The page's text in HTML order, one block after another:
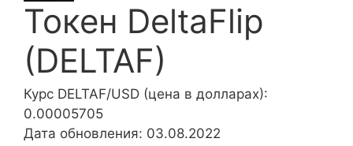
Токен DeltaFlip
(DELTAF)
Курс DELTAF/USD (цена в долларах):
0.00005705
Дата обновления: 03.08.2022